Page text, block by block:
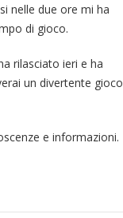
nelle due ore mi ha
di gioco.
rilasciato ieri e ha
un divertente gioco
e informazioni.